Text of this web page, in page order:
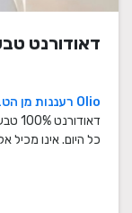
דאודורנט
Olio רעננות מן הטבע
כל היום. אינו מכיל